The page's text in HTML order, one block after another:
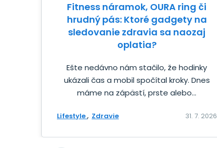
Fitness náramok, OURA ring či
hrudný pás: Ktoré gadgety na
sledovanie zdravia sa naozaj
oplatia?
Ešte nedávno nám stačilo, že hodinky
ukázali čas a mobil spočítal kroky. Dnes
máme na zápästí, prste alebo...
Lifestyle Zdravie 31. 7. 2026